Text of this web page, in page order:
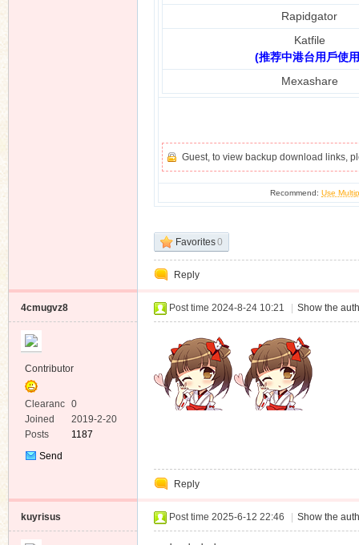
Rapidgator
Katfile
(推荐中港台用戶使
Mexashare
Guest, to view backup download links,
Recommend:Use
Favorites0
Reply
4cmugvz8
Contributor
Clearanc
e
0
Joined
2019-2-20
Posts
1187
Send
Post time 2024-8-24 10:21 Show the
Reply
kuyrisus Post time 2025-6-12 22:46 Show the